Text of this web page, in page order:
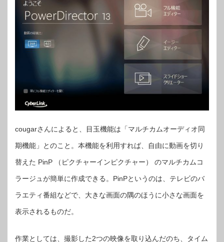
cougarさんによると、目玉機能は「マルチカムオーディオ同
期機能」とのこと。本機能を利用すれば、自由に動画を切り
替えた PinP （ピクチャーインピクチャー） のマルチカムコ
ラージュが簡単に作成できる。PinPというのは、テレビのバ
ラエティ番組などで、大きな画面の隅のほうに小さな画面を
表示されるものだ。
作業としては、撮影した2つの映像を取り込んだのち、タイム